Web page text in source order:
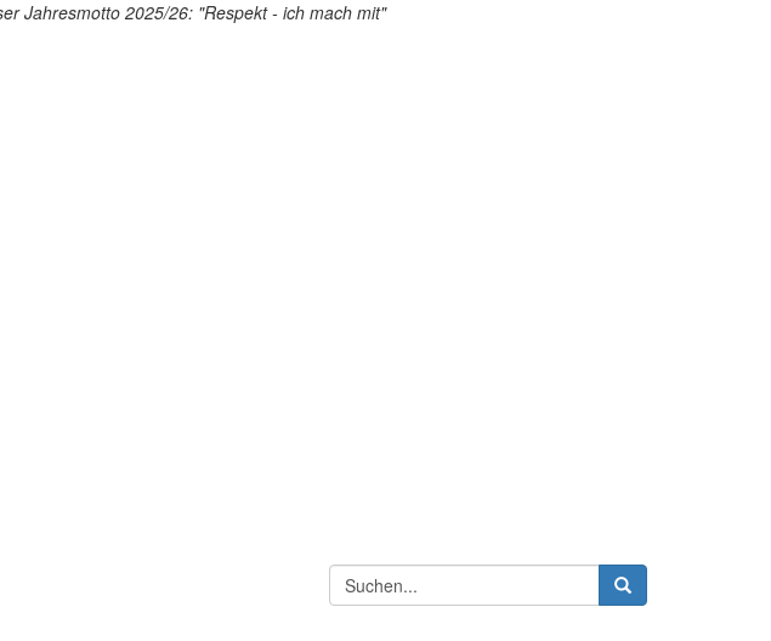
Jahresmotto 2025/26: "Respekt - ich mach mit"
Suchformular